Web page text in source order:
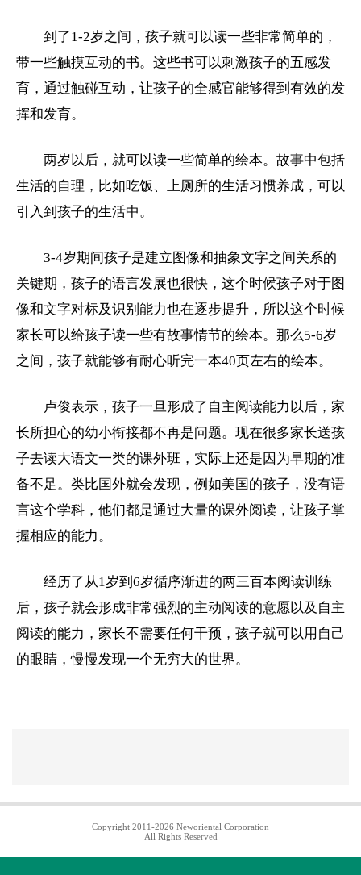
到了1-2岁之间，孩子就可以读一些非常简单的，
带一些触摸互动的书。这些书可以刺激孩子的五感发
育，通过触碰互动，让孩子的全感官能够得到有效的发
挥和发育。
两岁以后，就可以读一些简单的绘本。故事中包括
生活的自理，比如吃饭、上厕所的生活习惯养成，可以
引入到孩子的生活中。
3-4岁期间孩子是建立图像和抽象文字之间关系的
关键期，孩子的语言发展也很快，这个时候孩子对于图
像和文字对标及识别能力也在逐步提升，所以这个时候
家长可以给孩子读一些有故事情节的绘本。那么5-6岁
之间，孩子就能够有耐心听完一本40页左右的绘本。
卢俊表示，孩子一旦形成了自主阅读能力以后，家
长所担心的幼小衔接都不再是问题。现在很多家长送孩
子去读大语文一类的课外班，实际上还是因为早期的准
备不足。类比国外就会发现，例如美国的孩子，没有语
言这个学科，他们都是通过大量的课外阅读，让孩子掌
握相应的能力。
经历了从1岁到6岁循序渐进的两三百本阅读训练
后，孩子就会形成非常强烈的主动阅读的意愿以及自主
阅读的能力，家长不需要任何干预，孩子就可以用自己
的眼睛，慢慢发现一个无穷大的世界。
Copyright 2011-2026 Neworiental Corporation
All Rights Reserved